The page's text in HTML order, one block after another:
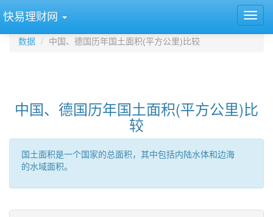
快易理财网
数据 中国、德国历年国土面积(平方公里)比较
中国、德国历年国土面积(平方公里)比
较
国土面积是一个国家的总面积，其中包括内陆水体和边海
的水域面积。